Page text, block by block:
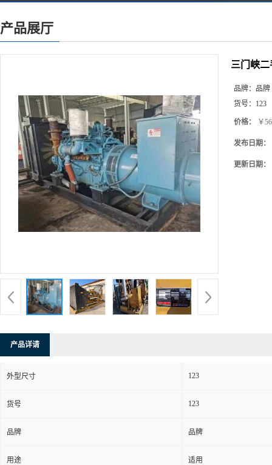
产品展厅
三门峡
品牌： 品牌
货号： 123
价格： ￥
发布日期：
更新日期：
产品详请
外型尺寸 123
货号 123
品牌 品牌
用途 适用